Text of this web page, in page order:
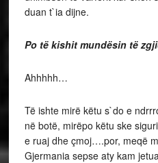
duan t`ia dijne.
Po të kishit mundësin të
Ahhhhh…
Të ishte mirë këtu s`do e
në botë, mirëpo këtu ske
e ruaj dhe çmoj….por, meqë
Gjermania sepse aty kam